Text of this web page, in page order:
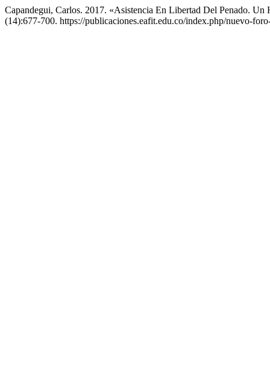
Capandegui, Carlos. 2017. «Asistencia En Libertad Del Penado.
(14):677-700. https://publicaciones.eafit.edu.co/index.php/nuevo-